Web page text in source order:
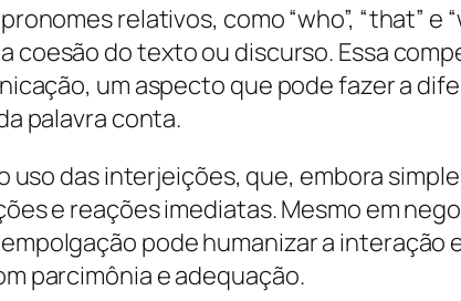
relativos, como “who”, “that” e
coesão do texto ou discurso. Essa
um aspecto que pode fazer a
palavra conta.
das interjeições, que, embora
e reações imediatas. Mesmo em
pode humanizar a interação
parcimônia e adequação.